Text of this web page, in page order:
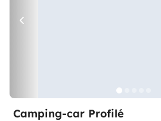
Camping-car Profilé